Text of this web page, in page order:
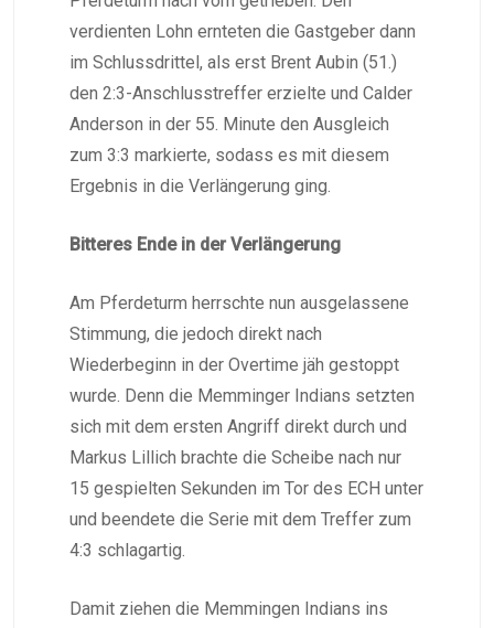
verdienten Lohn ernteten die Gastgeber dann
im Schlussdrittel, als erst Brent Aubin (51.)
den 2:3-Anschlusstreffer erzielte und Calder
Anderson in der 55. Minute den Ausgleich
zum 3:3 markierte, sodass es mit diesem
Ergebnis in die Verlängerung ging.
Bitteres Ende in der Verlängerung
Am Pferdeturm herrschte nun ausgelassene
Stimmung, die jedoch direkt nach
Wiederbeginn in der Overtime jäh gestoppt
wurde. Denn die Memminger Indians setzten
sich mit dem ersten Angriff direkt durch und
Markus Lillich brachte die Scheibe nach nur
15 gespielten Sekunden im Tor des ECH unter
und beendete die Serie mit dem Treffer zum
4:3 schlagartig.
Damit ziehen die Memmingen Indians ins